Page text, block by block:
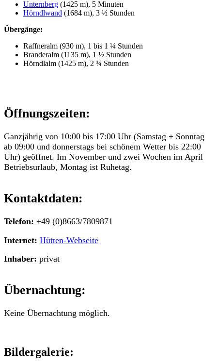
Unternberg (1425 m), 5 Minuten
Hörndlwand (1684 m), 3 ½ Stunden
Übergänge:
Raffneralm (930 m), 1 bis 1 ¼ Stunden
Branderalm (1135 m), 1 ½ Stunden
Hörndlalm (1425 m), 2 ¾ Stunden
Öffnungszeiten:
Ganzjährig von 10:00 bis 17:00 Uhr (Samstag + Sonntag
ab 09:00 und donnerstags bei schönem Wetter bis 22:00
Uhr) geöffnet. Im November und zwei Wochen im April
Betriebsurlaub, Montag ist Ruhetag.
Kontaktdaten:
Telefon: +49 (0)8663/7809871
Internet: Hütten-Webseite
Inhaber: privat
Übernachtung:
Keine Übernachtung möglich.
Bildergalerie: